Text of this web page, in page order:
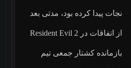
نجات پیدا کرده بود، مدتی بعد
از اتفاقات در Resident Evil 2
بازمانده کشتار جمعی تیم